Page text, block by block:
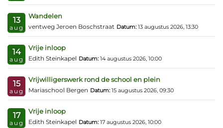
13
aug
Wandelen
ventweg Jeroen Boschstraat Datum: 13 augustus 2026, 13:30
14
aug
Vrije inloop
Edith Steinkapel Datum: 14 augustus 2026, 10:00
15
aug
Vrijwilligerswerk rond de school en plein
Mariaschool Bergen Datum: 15 augustus 2026, 09:30
17
aug
Vrije inloop
Edith Steinkapel Datum: 17 augustus 2026, 10:00